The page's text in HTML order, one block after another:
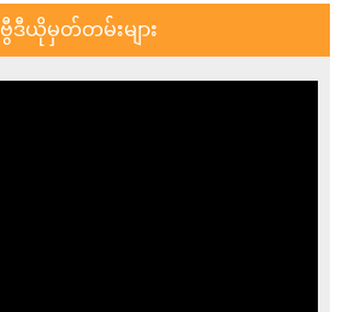
ဗွီဒီယိုမှတ်တမ်းများ